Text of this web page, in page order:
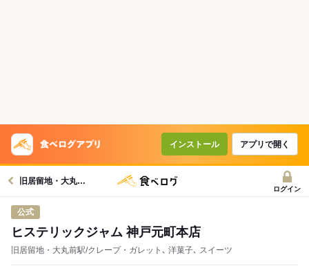
インストール アプリで開く
旧居留地・大丸前駅グルメへ
ログイン
公式
ヒステリックジャム 神戸元町本店
旧居留地・大丸前駅/クレープ・ガレット､ 洋菓子､ スイーツ